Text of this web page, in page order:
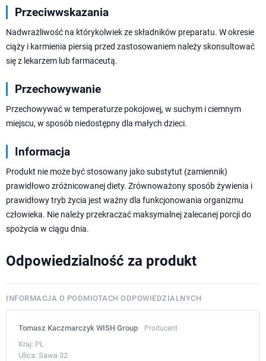
Przeciwwskazania
Nadwrażliwość na którykolwiek ze składników preparatu. W okresie
ciąży i karmienia piersią przed zastosowaniem należy skonsultować
się z lekarzem lub farmaceutą.
Przechowywanie
Przechowywać w temperaturze pokojowej, w suchym i ciemnym
miejscu, w sposób niedostępny dla małych dzieci.
Informacja
Produkt nie może być stosowany jako substytut (zamiennik)
prawidłowo zróżnicowanej diety. Zrównoważony sposób żywienia i
prawidłowy tryb życia jest ważny dla funkcjonowania organizmu
człowieka. Nie należy przekraczać maksymalnej zalecanej porcji do
spożycia w ciągu dnia.
Odpowiedzialność za produkt
INFORMACJA O PODMIOTACH ODPOWIEDZIALNYCH
Tomasz Kaczmarczyk WISH Group Producent
Kraj: PL
Ulica: Sawa 32